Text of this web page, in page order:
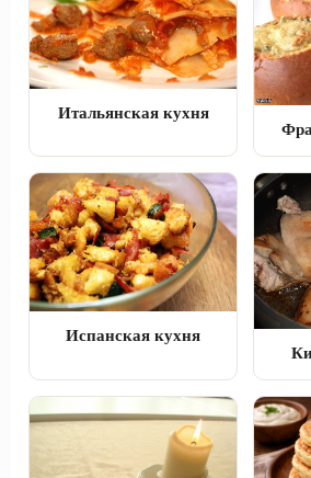
Итальянская кухня
Испанская кухня